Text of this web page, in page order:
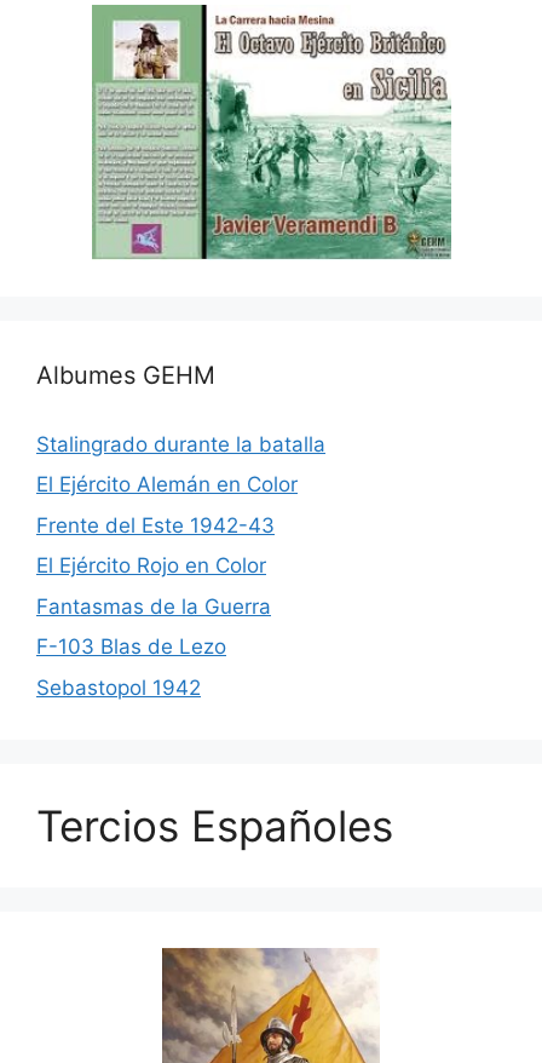
Albumes GEHM
Stalingrado durante la batalla
El Ejército Alemán en Color
Frente del Este 1942-43
El Ejército Rojo en Color
Fantasmas de la Guerra
F-103 Blas de Lezo
Sebastopol 1942
Tercios Españoles